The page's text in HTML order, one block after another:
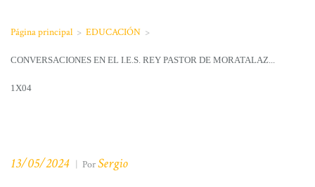
Página principal > EDUCACIÓN >
CONVERSACIONES EN EL I.E.S. REY PASTOR DE MORATALAZ...
1X04
13/05/2024 | PorSergio